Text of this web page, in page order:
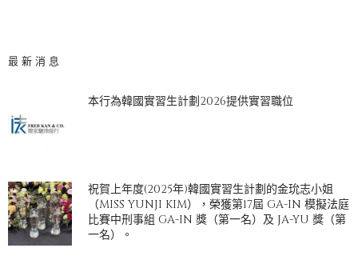
最新消息
本行為韓國實習生計劃2026提供實習職位
祝賀上年度(2025年)韓國實習生計劃的金玧志小姐
（MISS YUNJI KIM），榮獲第17屆 GA-IN 模擬法庭
比賽中刑事組 GA-IN 獎（第一名）及 JA-YU 獎（第
一名）。